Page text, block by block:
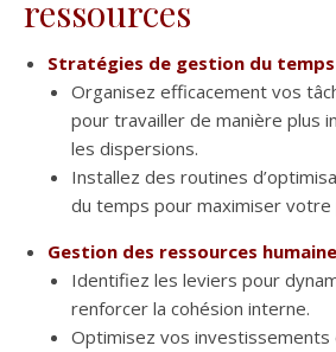
ressources
Stratégies de gestion du
Organisez efficacement vos
pour travailler de manière plus
les dispersions.
Installez des routines
du temps pour maximiser
Gestion des ressources
Identifiez les leviers pour
renforcer la cohésion interne.
Optimisez vos